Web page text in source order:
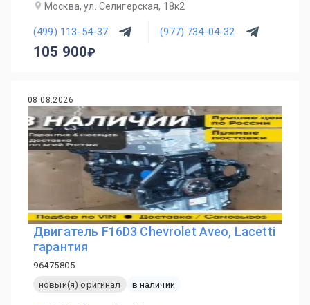
Москва, ул. Селигерская, 18к2
(499) 113-54-37 (977) 734-04-32
105 900
08.08.2026
Двигатель F16D3 Chevrolet Aveo, Lacetti
гарантия
96475805
новый(я) оригинал
в наличии